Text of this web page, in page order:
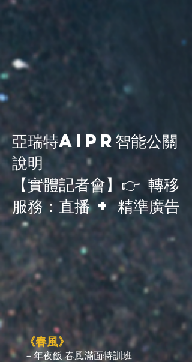
亞瑞特AiPR智能公關
說明
【實體記者會】👉 轉移
服務：直播 + 精準廣告
《春風》
－年夜飯 春風滿面特訓班